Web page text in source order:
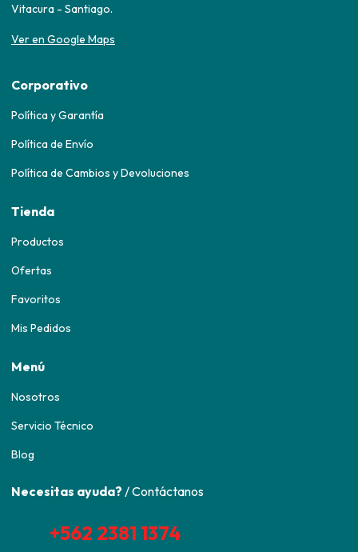
Vitacura - Santiago.
Ver en Google Maps
Corporativo
Política y Garantía
Política de Envío
Política de Cambios y Devoluciones
Tienda
Productos
Ofertas
Favoritos
Mis Pedidos
Menú
Nosotros
Servicio Técnico
Blog
Necesitas ayuda? / Contáctanos
+562 2381 1374